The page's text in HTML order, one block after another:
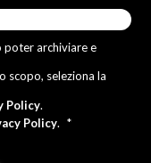
poter archiviare e
scopo, seleziona la
Policy.
Policy. *